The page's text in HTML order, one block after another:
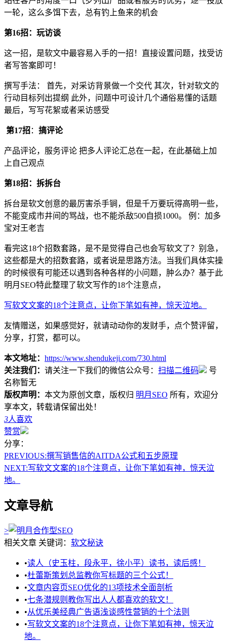
一轮，这么多饵下去，总有钓上鱼来的机会
第16招：玩访谈
这一招，是软文中最容易入手的一招！直接设置问题，找受访
者写答案即可！
撰写手法： 首先，对采访背景做一个交代 其次，针对软文的
行动目标列出提纲 此外，问题中可设计几个通俗易懂的话题
最后，写写花絮或者采访感受
第17招： 搞评论
产品评论，服务评论 把多人评论汇总在一起，在此基础上加
上自己观点
第18招：拆拆台
拆台是软文创意的最厉害杀手锏，但是千万要玩得高明一些，
不能变成市井间的骂战，也不能杀敌500自损1000。 例：加多
宝对王老吉
看完这18个招数套路，是不是觉得自己也会写软文了？别急，
这些都是大的招数套路，或者说是思路方法。当我们具体实操
的时候很有可能还以遇到各种各样的小问题，肿么办？基于此
明月SEO特此整理了软文写作的18个注意点，
写软文文案的18个注意点，让你下笔如有神，惊天泣地。
友情赠送，如果感觉好，就请动动你的发财手，点个赞评留，
分享，打赏，都可以。
本文地址： https://www.shendukeji.com/730.html
关注我们： 请关注一下我们的微信公众号： 扫描二维码
号
名称暂无
版权声明： 本文为原创文章，版权归 明月SEO 所有，欢迎分
享本文，转载请保留出处！
3人喜欢
赞赏
分享：
PREVIOUS:撰写销售信的AITDA公式和五步原理
NEXT:写软文文案的18个注意点，让你下笔如有神，惊天泣
地。
文章导航
>
相关文章 关键词： 软文秘诀
•读人（史玉柱，段永平，徐小平）读书，读后感！
•杜蕾斯策划总监教你写标题的三个公式！
•文章内容页SEO优化的13项技术全面剖析
•七条潜规则教你写出人人都喜欢的软文！
•从优乐美经典广告语浅谈感性营销的十个法则
•写软文文案的18个注意点，让你下笔如有神，惊天泣
地。